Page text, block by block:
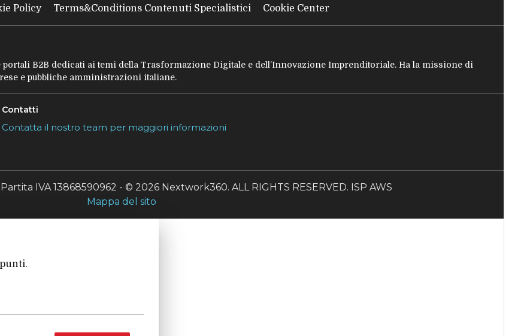
Policy Terms&Conditions Contenuti Specialistici Cookie Center
B2B dedicati ai temi della Trasformazione Digitale e dell’Innovazione Imprenditoriale. Ha la missione di
e pubbliche amministrazioni italiane.
Contatti
Contatta il nostro team per maggiori informazioni
IVA 13868590962 - © 2026 Nextwork360. ALL RIGHTS RESERVED. ISP AWS
Mappa del sito